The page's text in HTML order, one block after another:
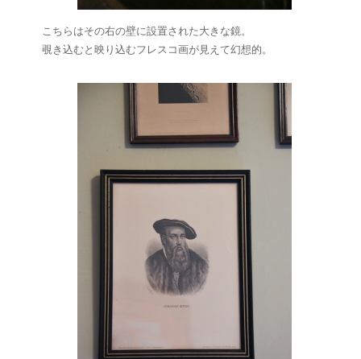
こちらはその右の壁に設置された大きな鏡。
覗き込むと映り込むフレスコ画が見えて幻想的。